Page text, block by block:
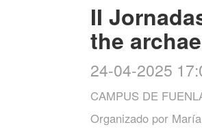
II
the
24-04-2025
CAMPUS DE
Organizado por